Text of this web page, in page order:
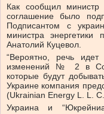
Как сообщил министр
соглашение было
Подписантом с
министра энергетики
Анатолий Куцевол.
“Вероятно, речь
изменений № 2 в
которые будут
Украине компания
(Ukrainian Energy L. L.
Украина и